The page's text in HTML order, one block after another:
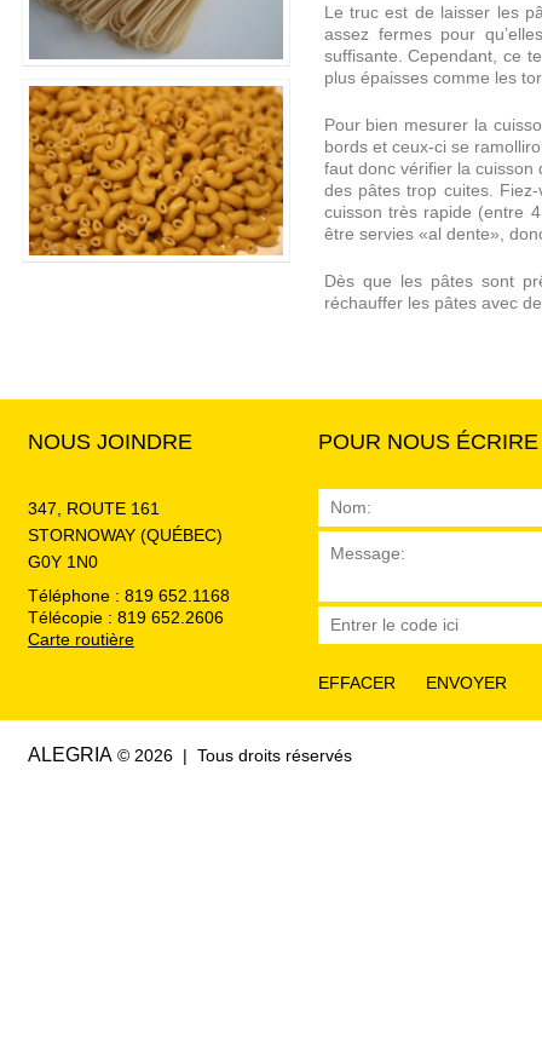
Le truc est de laisser les
assez fermes pour
suffisante. Cependant, ce
plus épaisses comme les
Pour bien mesurer la
bords et ceux-ci se
faut donc vérifier la cuisson
des pâtes trop cuites.
cuisson très rapide (entre
être servies «al dente»,
Dès que les pâtes sont
réchauffer les pâtes avec
NOUS JOINDRE
347, ROUTE 161
STORNOWAY (QUÉBEC)
G0Y 1N0
Téléphone : 819 652.1168
Télécopie : 819 652.2606
Carte routière
POUR NOUS ÉCRIRE
ALEGRIA © 2026 | Tous droits réservés